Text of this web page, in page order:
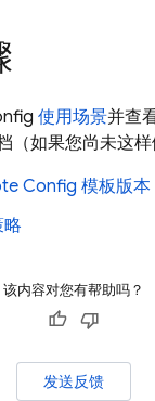
使用场景并查
（如果您尚未这样
Config 模板版本
该内容对您有帮助吗？
发送反馈